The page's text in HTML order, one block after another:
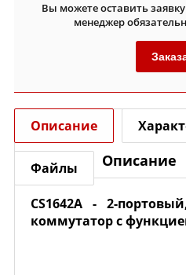
Вы можете оставить
менеджер
Описание
Файлы Описание
CS1642A - 2-
коммутатор с